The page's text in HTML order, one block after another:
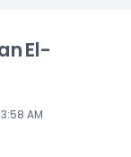
El-
3:58 AM